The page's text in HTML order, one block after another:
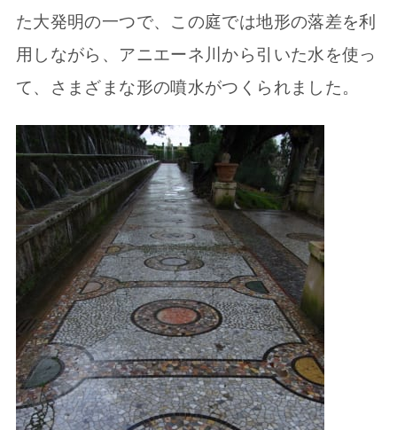
た大発明の一つで、この庭では地形の落差を利
用しながら、アニエーネ川から引いた水を使っ
て、さまざまな形の噴水がつくられました。